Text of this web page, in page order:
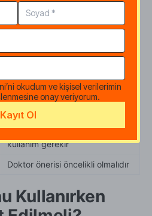
durulamaktır.
Çoğu zaman sade su yeterlidir
Her gün sabun şart değildir
Az miktarda bebek sabunu
kullanılabilir
kullanım gerekir
Doktor önerisi öncelikli olmalıdır
Kullanırken
’ni okudum ve kişisel verilerimin
onay veriyorum.
Kayıt Ol